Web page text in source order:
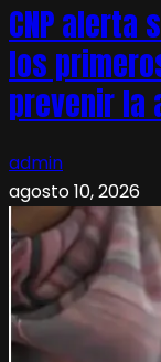
CNP alerta
los
prevenir la
admin
agosto 10, 2026